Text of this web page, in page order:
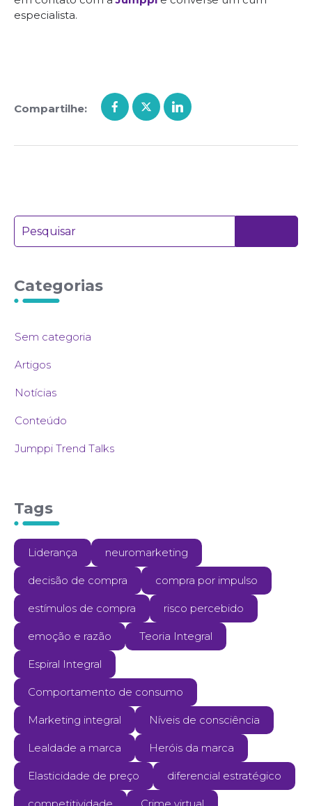
especialista.
Compartilhe:
Categorias
Sem categoria
Artigos
Notícias
Conteúdo
Jumppi Trend Talks
Tags
Liderança neuromarketing
decisão de compra compra por impulso
estímulos de compra risco percebido
emoção e razão Teoria Integral
Espiral Integral
Comportamento de consumo
Marketing integral Níveis de consciência
Lealdade a marca Heróis da marca
Elasticidade de preço diferencial estratégico